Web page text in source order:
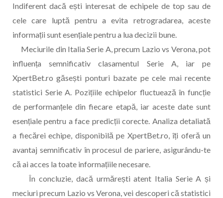
Indiferent dacă ești interesat de echipele de top sau de
cele care luptă pentru a evita retrogradarea, aceste
informații sunt esențiale pentru a lua decizii bune.
Meciurile din Italia Serie A, precum Lazio vs Verona, pot
influența semnificativ clasamentul Serie A, iar pe
XpertBet.ro găsești ponturi bazate pe cele mai recente
statistici Serie A. Pozițiile echipelor fluctuează în funcție
de performanțele din fiecare etapă, iar aceste date sunt
esențiale pentru a face predicții corecte. Analiza detaliată
a fiecărei echipe, disponibilă pe XpertBet.ro, îți oferă un
avantaj semnificativ în procesul de pariere, asigurându-te
că ai acces la toate informațiile necesare.
În concluzie, dacă urmărești atent Italia Serie A și
meciuri precum Lazio vs Verona, vei descoperi că statistici